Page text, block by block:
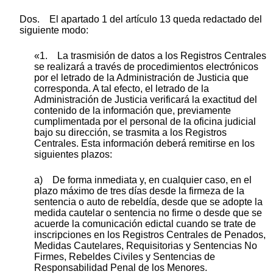
Dos. El apartado 1 del artículo 13 queda redactado del
siguiente modo:
«1. La trasmisión de datos a los Registros Centrales
se realizará a través de procedimientos electrónicos
por el letrado de la Administración de Justicia que
corresponda. A tal efecto, el letrado de la
Administración de Justicia verificará la exactitud del
contenido de la información que, previamente
cumplimentada por el personal de la oficina judicial
bajo su dirección, se trasmita a los Registros
Centrales. Esta información deberá remitirse en los
siguientes plazos:
a) De forma inmediata y, en cualquier caso, en el
plazo máximo de tres días desde la firmeza de la
sentencia o auto de rebeldía, desde que se adopte la
medida cautelar o sentencia no firme o desde que se
acuerde la comunicación edictal cuando se trate de
inscripciones en los Registros Centrales de Penados,
Medidas Cautelares, Requisitorias y Sentencias No
Firmes, Rebeldes Civiles y Sentencias de
Responsabilidad Penal de los Menores.